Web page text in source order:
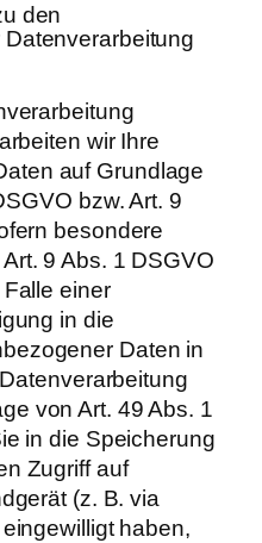
den
wir Ihre
auf Grundlage
bzw. Art. 9
besondere
9 Abs. 1 DSGVO
einer
in die
Daten in
von Art. 49 Abs. 1
in die Speicherung
Zugriff auf
(z. B. via
haben,